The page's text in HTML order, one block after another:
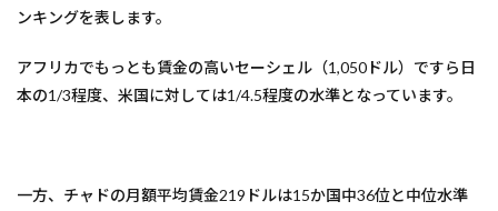
ンキングを表します。
アフリカでもっとも賃金の高いセーシェル（1,050ドル）ですら日
本の1/3程度、米国に対しては1/4.5程度の水準となっています。
一方、チャドの月額平均賃金219ドルは15か国中36位と中位水準